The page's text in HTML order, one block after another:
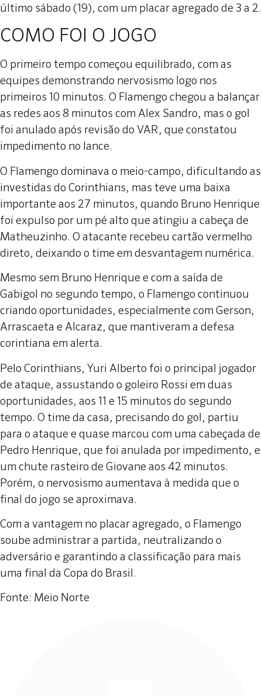
último sábado (19), com um placar agregado de 3 a 2.
COMO FOI O JOGO
O primeiro tempo começou equilibrado, com as
equipes demonstrando nervosismo logo nos
primeiros 10 minutos. O Flamengo chegou a balançar
as redes aos 8 minutos com Alex Sandro, mas o gol
foi anulado após revisão do VAR, que constatou
impedimento no lance.
O Flamengo dominava o meio-campo, dificultando as
investidas do Corinthians, mas teve uma baixa
importante aos 27 minutos, quando Bruno Henrique
foi expulso por um pé alto que atingiu a cabeça de
Matheuzinho. O atacante recebeu cartão vermelho
direto, deixando o time em desvantagem numérica.
Mesmo sem Bruno Henrique e com a saída de
Gabigol no segundo tempo, o Flamengo continuou
criando oportunidades, especialmente com Gerson,
Arrascaeta e Alcaraz, que mantiveram a defesa
corintiana em alerta.
Pelo Corinthians, Yuri Alberto foi o principal jogador
de ataque, assustando o goleiro Rossi em duas
oportunidades, aos 11 e 15 minutos do segundo
tempo. O time da casa, precisando do gol, partiu
para o ataque e quase marcou com uma cabeçada de
Pedro Henrique, que foi anulada por impedimento, e
um chute rasteiro de Giovane aos 42 minutos.
Porém, o nervosismo aumentava à medida que o
final do jogo se aproximava.
Com a vantagem no placar agregado, o Flamengo
soube administrar a partida, neutralizando o
adversário e garantindo a classificação para mais
uma final da Copa do Brasil.
Fonte: Meio Norte